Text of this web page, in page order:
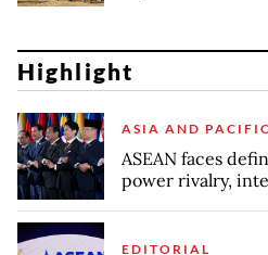
Highlight
ASIA AND PACIFIC
ASEAN faces
power rivalry,
EDITORIAL